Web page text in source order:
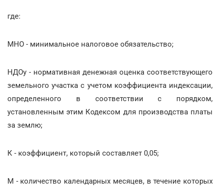
где:
МНО - минимальное налоговое обязательство;
НДОу - нормативная денежная оценка соответствующего
земельного участка с учетом коэффициента индексации,
определенного в соответствии с порядком,
установленным этим Кодексом для производства платы
за землю;
К - коэффициент, который составляет 0,05;
М - количество календарных месяцев, в течение которых